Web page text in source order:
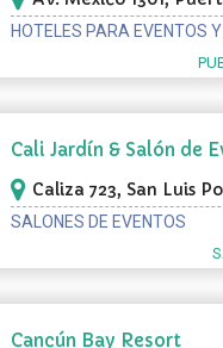
HOTELES PARA EVENTOS
Cali Jardín & Salón de
Caliza 723, San Luis
SALONES DE EVENTOS
Cancún Bay Resort